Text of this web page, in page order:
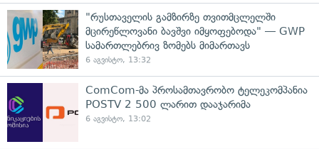
"რუსთაველის გამზირზე თვითმცლელში
მცირეწლოვანი ბავშვი იმყოფებოდა" — GWP
სამართლებრივ ზომებს მიმართავს
6 აგვისტო, 13:32
ComCom-მა პროსამთავრობო ტელეკომპანია
POSTV 2 500 ლარით დააჯარიმა
6 აგვისტო, 13:02